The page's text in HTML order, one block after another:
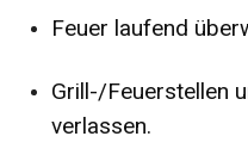
Feuer laufend
Grill-/Feuerstellen
verlassen.